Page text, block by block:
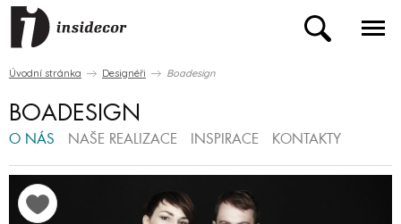
Úvodní stránka Designéři Boadesign
BOADESIGN
O NÁS NAŠE REALIZACE INSPIRACE KONTAKTY